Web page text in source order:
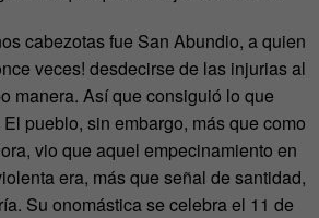
cabezotas fue San Abundio, a quien
veces! desdecirse de las injurias al
manera. Así que consiguió lo que
pueblo, sin embargo, más que como
vio que aquel empecinamiento en
era, más que señal de santidad,
Su onomástica se celebra el 11 de